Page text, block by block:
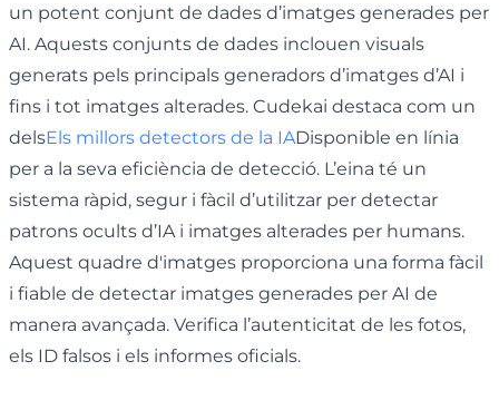
un potent conjunt de dades d’imatges generades per
AI. Aquests conjunts de dades inclouen visuals
generats pels principals generadors d’imatges d’AI i
fins i tot imatges alterades. Cudekai destaca com un
delsEls millors detectors de la IADisponible en línia
per a la seva eficiència de detecció. L’eina té un
sistema ràpid, segur i fàcil d’utilitzar per detectar
patrons ocults d’IA i imatges alterades per humans.
Aquest quadre d'imatges proporciona una forma fàcil
i fiable de detectar imatges generades per AI de
manera avançada. Verifica l’autenticitat de les fotos,
els ID falsos i els informes oficials.